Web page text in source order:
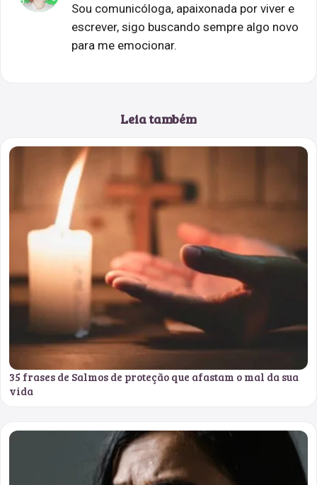
Sou comunicóloga, apaixonada por viver e
escrever, sigo buscando sempre algo novo
para me emocionar.
Leia também
35 frases de Salmos de proteção que afastam o mal da sua
vida